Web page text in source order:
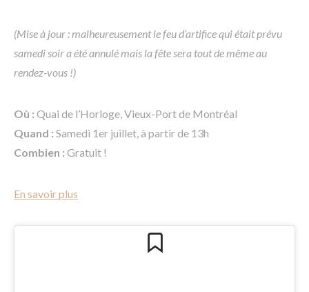
(Mise à jour : malheureusement le feu d’artifice qui était prévu
samedi soir a été annulé mais la fête sera tout de même au
rendez-vous !)
Où : Quai de l’Horloge, Vieux-Port de Montréal
Quand : Samedi 1er juillet, à partir de 13h
Combien : Gratuit !
En savoir plus